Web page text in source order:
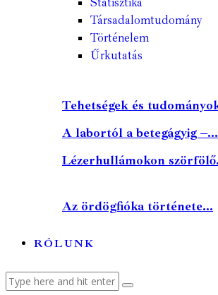
Társadalomtudomány
Történelem
Űrkutatás
Tehetségek és
A labortól a betegágyig –...
Lézerhullámokon
Az ördögfióka története...
RÓLUNK